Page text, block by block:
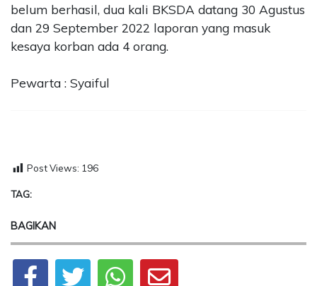
belum berhasil, dua kali BKSDA datang 30 Agustus
dan 29 September 2022 laporan yang masuk
kesaya korban ada 4 orang.
Pewarta : Syaiful
Post Views: 196
TAG:
BAGIKAN